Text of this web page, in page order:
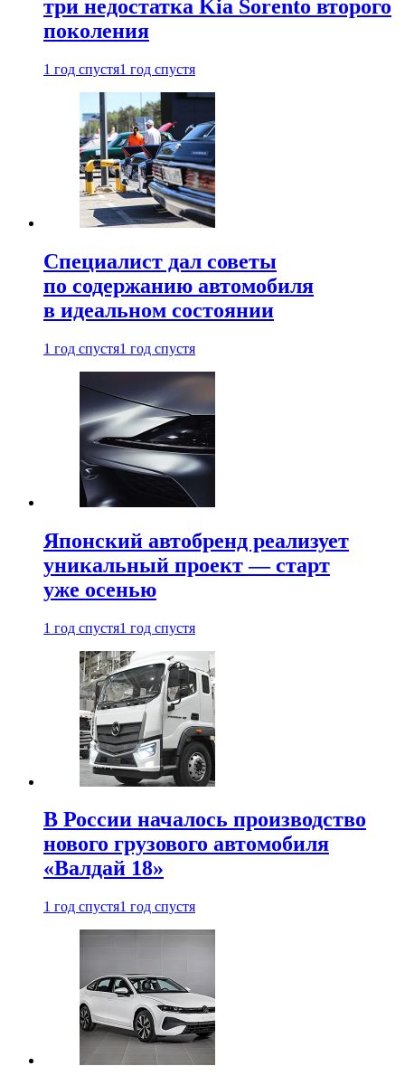
три недостатка Kia Sorento второго
поколения
1 год спустя1 год спустя
Специалист дал советы
по содержанию автомобиля
в идеальном состоянии
1 год спустя1 год спустя
Японский автобренд реализует
уникальный проект — старт
уже осенью
1 год спустя1 год спустя
В России началось производство
нового грузового автомобиля
«Валдай 18»
1 год спустя1 год спустя